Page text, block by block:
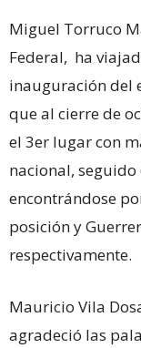
Miguel Torruco
Federal, ha
inauguración del
que al cierre de
el 3er lugar con
nacional,
encontrándose
posición y
respectivamente.
Mauricio Vila
agradeció las